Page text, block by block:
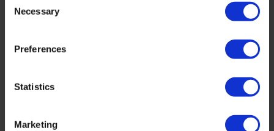
Selection
Necessary
Preferences
Statistics
Marketing
Delen
Leon - Woensdag 13 Mei 2026